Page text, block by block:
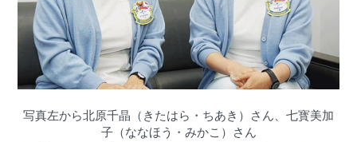
写真左から北原千晶（きたはら・ちあき）さん、七寳美加
子（ななほう・みかこ）さん